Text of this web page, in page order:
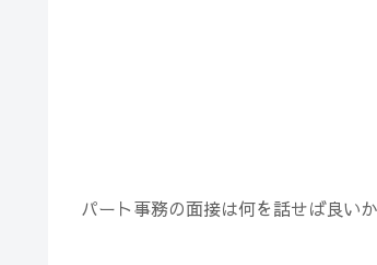
パート事務の面接は何を話せば良い